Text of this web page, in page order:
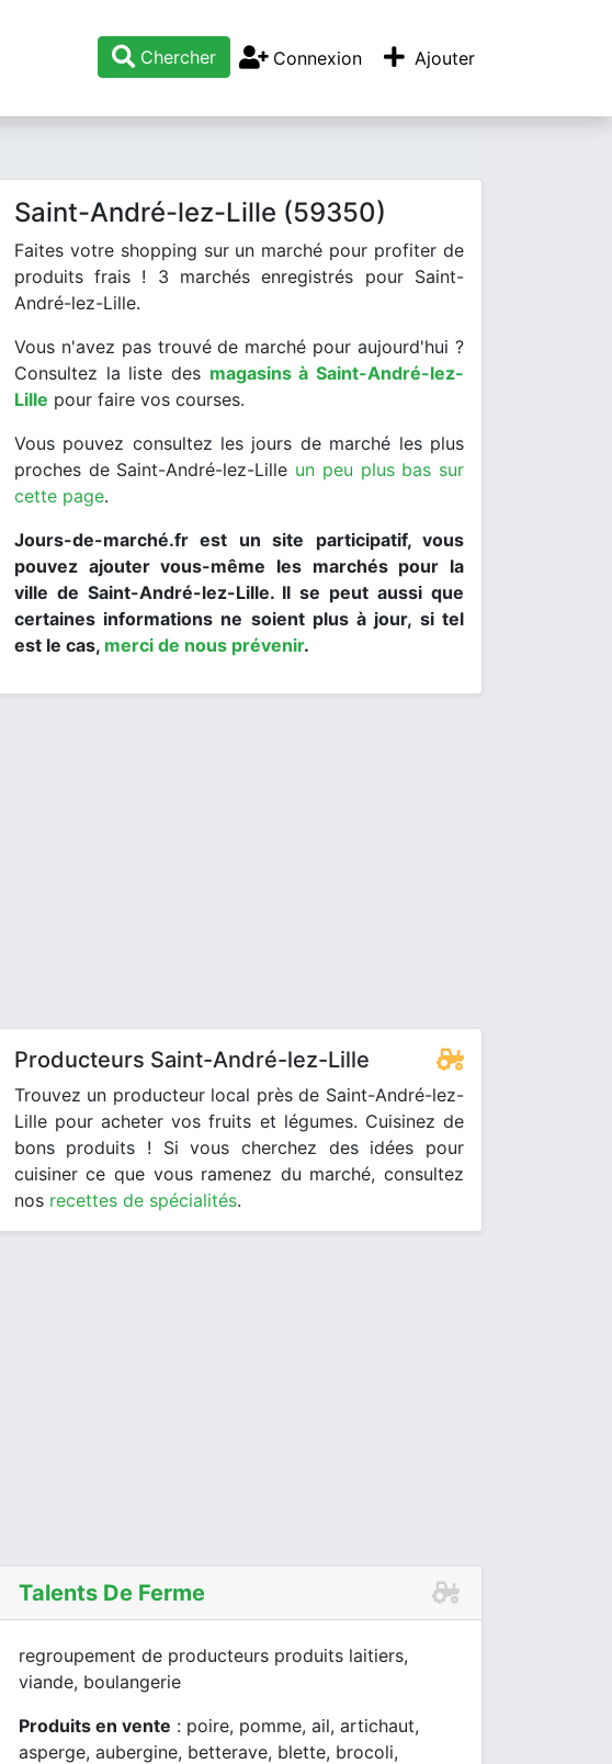
Chercher Connexion Ajouter
Saint-André-lez-Lille (59350)
Faites votre shopping sur un marché pour profiter de
produits frais ! 3 marchés enregistrés pour Saint-
André-lez-Lille.
Vous n'avez pas trouvé de marché pour aujourd'hui ?
Consultez la liste des magasins à Saint-André-lez-
Lille pour faire vos courses.
Vous pouvez consultez les jours de marché les plus
proches de Saint-André-lez-Lille un peu plus bas sur
cette page.
Jours-de-marché.fr est un site participatif, vous
pouvez ajouter vous-même les marchés pour la
ville de Saint-André-lez-Lille. Il se peut aussi que
certaines informations ne soient plus à jour, si tel
est le cas, merci de nous prévenir.
Producteurs Saint-André-lez-Lille
Trouvez un producteur local près de Saint-André-lez-
Lille pour acheter vos fruits et légumes. Cuisinez de
bons produits ! Si vous cherchez des idées pour
cuisiner ce que vous ramenez du marché, consultez
nos recettes de spécialités.
Talents De Ferme
regroupement de producteurs produits laitiers,
viande, boulangerie
Produits en vente : poire, pomme, ail, artichaut,
asperge, aubergine, betterave, blette, brocoli,